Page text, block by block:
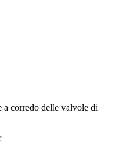
a corredo delle valvole di